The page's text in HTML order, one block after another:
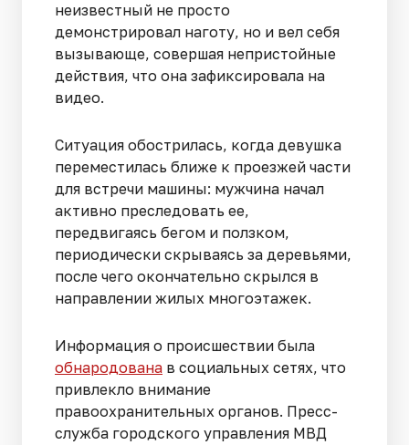
неизвестный не просто
демонстрировал наготу, но и вел себя
вызывающе, совершая непристойные
действия, что она зафиксировала на
видео.
Ситуация обострилась, когда девушка
переместилась ближе к проезжей части
для встречи машины: мужчина начал
активно преследовать ее,
передвигаясь бегом и ползком,
периодически скрываясь за деревьями,
после чего окончательно скрылся в
направлении жилых многоэтажек.
Информация о происшествии была
обнародована в социальных сетях, что
привлекло внимание
правоохранительных органов. Пресс-
служба городского управления МВД